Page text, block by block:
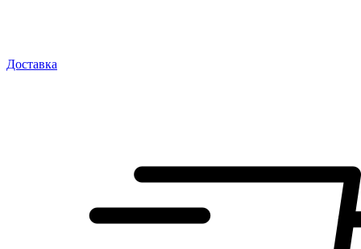
Доставка